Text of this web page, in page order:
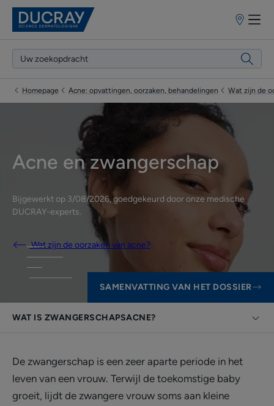
Homepage Acne: opvattingen, oorzaken, behandelingen Wat zijn de
Acne en zwangerschap
Bijgewerkt op 3/08/2026, goedgekeurd dooronze medische
DUCRAY-experts.
Wat zijn de oorzaken van acne?
SAMENVATTING VAN HET DOSSIER
WAT IS ZWANGERSCHAPSACNE?
De zwangerschap is een zeer aparte periode in het
leven van een vrouw. Terwijl de toekomstige baby
groeit, lijdt de zwangere vrouw soms aan kleine